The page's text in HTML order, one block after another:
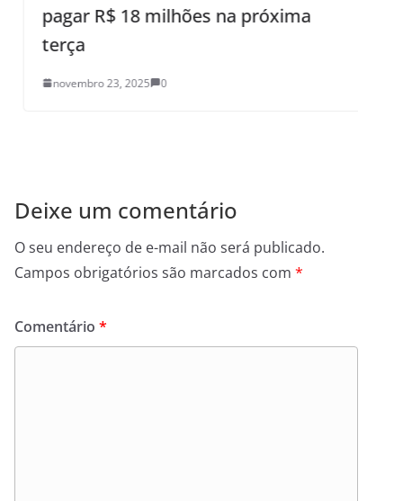
pagar R$ 18 milhões na próxima
terça
novembro 23, 2025 0
Deixe um comentário
O seu endereço de e-mail não será publicado.
Campos obrigatórios são marcados com *
Comentário *